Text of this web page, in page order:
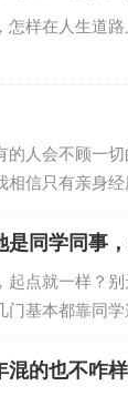
怎样在人生道
的人会不顾一
相信只有亲身
同学同事
起点就一样？
门基本都靠同
的。…
的也不咋样